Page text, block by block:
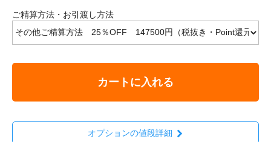
ご精算方法・お引渡し方法
カートに入れる
オプションの値段詳細